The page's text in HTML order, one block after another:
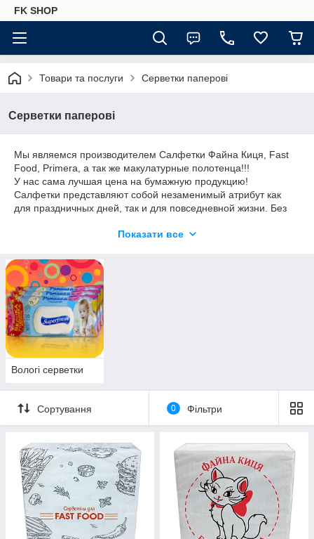
FK SHOP
Товари та послуги Серветки паперові
Серветки паперові
Мы являемся производителем Салфетки Файна Киця, Fast
Food, Primera, а так же макулатурные полотенца!!!
У нас сама лучшая цена на бумажную продукцию!
Салфетки представляют собой незаменимый атрибут как
для праздничных дней, так и для повседневной жизни. Без
многофункциональности их используют на каждом шагу,
работами.
Бумажные салфетки (лучший вариант для мест
общественного питания, кафе, пикников)
Показати все
Вологі серветки
Сортування 0 Фільтри